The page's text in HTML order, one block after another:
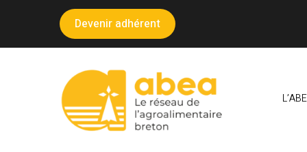
Devenir adhérent
Accueil>Agenda - Les Événements passés
Panneau de gestion des cookies